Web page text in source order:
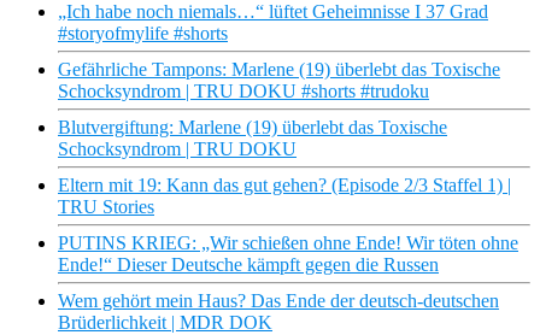
„Ich habe noch niemals…“ lüftet Geheimnisse I 37 Grad
#storyofmylife #shorts
Gefährliche Tampons: Marlene (19) überlebt das Toxische
Schocksyndrom | TRU DOKU #shorts #trudoku
Blutvergiftung: Marlene (19) überlebt das Toxische
Schocksyndrom | TRU DOKU
Eltern mit 19: Kann das gut gehen? (Episode 2/3 Staffel 1) |
TRU Stories
PUTINS KRIEG: „Wir schießen ohne Ende! Wir töten ohne
Ende!“ Dieser Deutsche kämpft gegen die Russen
Wem gehört mein Haus? Das Ende der deutsch-deutschen
Brüderlichkeit | MDR DOK